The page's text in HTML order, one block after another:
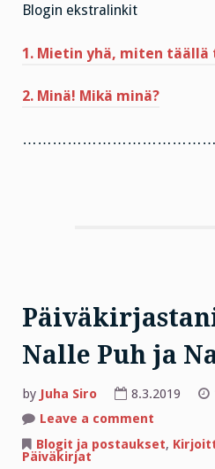
Blogin ekstralinkit
1. Mietin yhä, miten täällä
2. Minä! Mikä minä?
Nalle Puh ja
by Juha Siro 8.3.2019
Leave a comment
Nalle
Blogit ja postaukset,
Päiväkirjat